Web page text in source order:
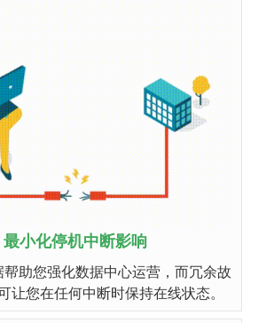
最小化停机中断影响
助您强化数据中心运营，而冗余故
让您在任何中断时保持在线状态。